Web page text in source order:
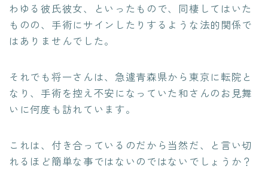
わゆる彼氏彼女、といったもので、同棲してはいた
ものの、手術にサインしたりするような法的関係で
はありませんでした。
それでも将一さんは、急遽青森県から東京に転院と
なり、手術を控え不安になっていた和さんのお見舞
いに何度も訪れています。
これは、付き合っているのだから当然だ、と言い切
れるほど簡単な事ではないのではないでしょうか？